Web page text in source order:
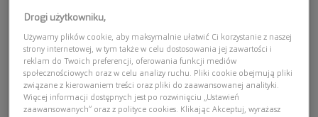
VOGUE
Drogi użytkowniku,
Używamy plików cookie, aby maksymalnie ułatwić Ci korzystanie z naszej
strony internetowej, w tym także w celu dostosowania jej zawartości i
reklam do Twoich preferencji, oferowania funkcji mediów
społecznościowych oraz w celu analizy ruchu. Pliki cookie obejmują pliki
związane z kierowaniem treści oraz pliki do zaawansowanej analityki.
Więcej informacji dostępnych jest po rozwinięciu „Ustawień
zaawansowanych” oraz z polityce cookies. Klikając Akceptuj, wyrażasz